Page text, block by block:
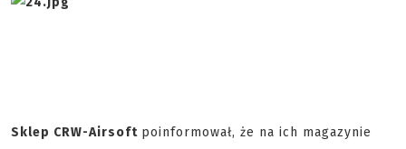
Sklep CRW-Airsoft poinformował, że na ich magazynie